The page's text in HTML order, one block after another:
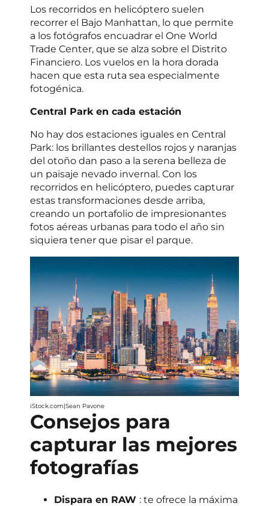
Los recorridos en helicóptero suelen
recorrer el Bajo Manhattan, lo que permite
a los fotógrafos encuadrar el One World
Trade Center, que se alza sobre el Distrito
Financiero. Los vuelos en la hora dorada
hacen que esta ruta sea especialmente
fotogénica.
Central Park en cada estación
No hay dos estaciones iguales en Central
Park: los brillantes destellos rojos y naranjas
del otoño dan paso a la serena belleza de
un paisaje nevado invernal. Con los
recorridos en helicóptero, puedes capturar
estas transformaciones desde arriba,
creando un portafolio de impresionantes
fotos aéreas urbanas para todo el año sin
siquiera tener que pisar el parque.
iStock.com|Sean Pavone
Consejos para
capturar las mejores
fotografías
Dispara en RAW : te ofrece la máxima